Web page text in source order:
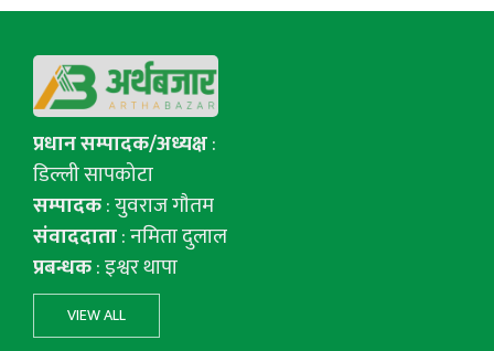
प्रधान सम्पादक/अध्यक्ष:
डिल्ली सापकोटा
सम्पादक: युवराज गाैतम
संवाददाता: नमिता दुलाल
प्रबन्धक: इश्वर थापा
VIEW ALL